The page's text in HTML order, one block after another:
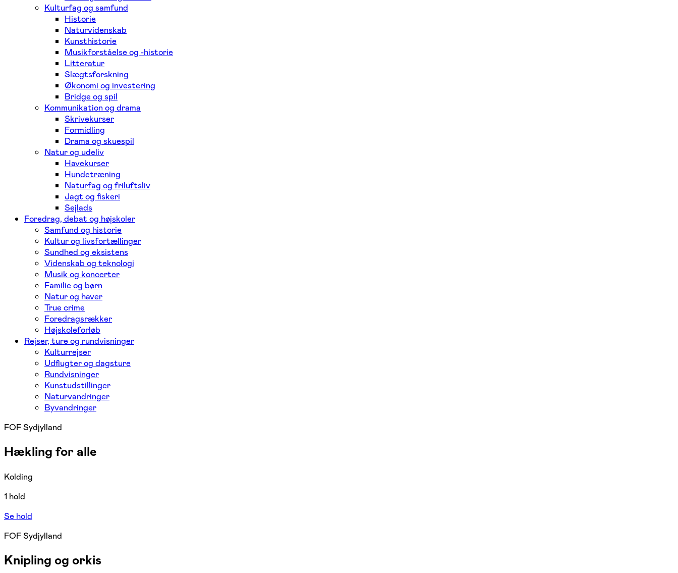
Kulturfag og samfund
Historie
Naturvidenskab
Kunsthistorie
Musikforståelse og -historie
Litteratur
Slægtsforskning
Økonomi og investering
Bridge og spil
Kommunikation og drama
Skrivekurser
Formidling
Drama og skuespil
Natur og udeliv
Havekurser
Hundetræning
Naturfag og friluftsliv
Jagt og fiskeri
Sejlads
Foredrag, debat og højskoler
Samfund og historie
Kultur og livsfortællinger
Sundhed og eksistens
Videnskab og teknologi
Musik og koncerter
Familie og børn
Natur og haver
True crime
Foredragsrækker
Højskoleforløb
Rejser, ture og rundvisninger
Kulturrejser
Udflugter og dagsture
Rundvisninger
Kunstudstillinger
Naturvandringer
Byvandringer
FOF Sydjylland
Hækling for alle
Kolding
1 hold
Se hold
FOF Sydjylland
Knipling og orkis